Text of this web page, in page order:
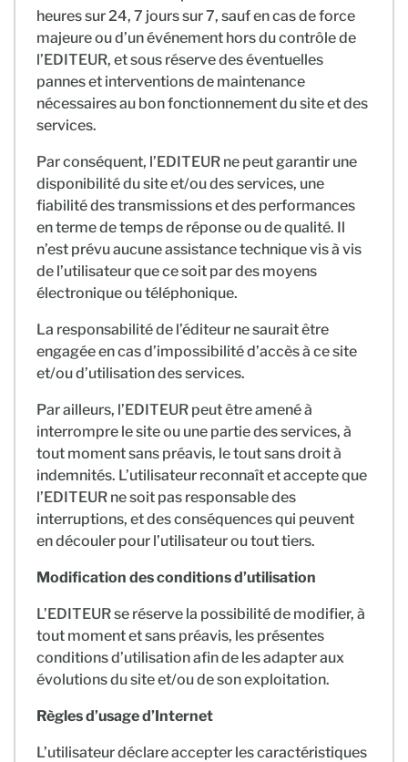
heures sur 24, 7 jours sur 7, sauf en cas de force
majeure ou d’un événement hors du contrôle de
l’EDITEUR, et sous réserve des éventuelles
pannes et interventions de maintenance
nécessaires au bon fonctionnement du site et des
services.
Par conséquent, l’EDITEUR ne peut garantir une
disponibilité du site et/ou des services, une
fiabilité des transmissions et des performances
en terme de temps de réponse ou de qualité. Il
n’est prévu aucune assistance technique vis à vis
de l’utilisateur que ce soit par des moyens
électronique ou téléphonique.
La responsabilité de l’éditeur ne saurait être
engagée en cas d’impossibilité d’accès à ce site
et/ou d’utilisation des services.
Par ailleurs, l’EDITEUR peut être amené à
interrompre le site ou une partie des services, à
tout moment sans préavis, le tout sans droit à
indemnités. L’utilisateur reconnaît et accepte que
l’EDITEUR ne soit pas responsable des
interruptions, et des conséquences qui peuvent
en découler pour l’utilisateur ou tout tiers.
Modification des conditions d’utilisation
L’EDITEUR se réserve la possibilité de modifier, à
tout moment et sans préavis, les présentes
conditions d’utilisation afin de les adapter aux
évolutions du site et/ou de son exploitation.
Règles d’usage d’Internet
L’utilisateur déclare accepter les caractéristiques